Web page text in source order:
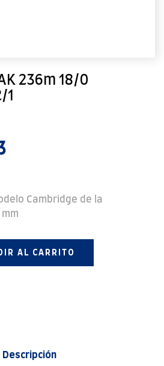
236m 18/0
1
Cambridge de la
AL CARRITO
Descripción